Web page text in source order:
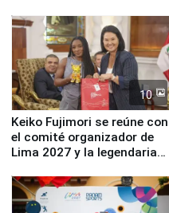
10
Keiko Fujimori se reúne con
el comité organizador de
Lima 2027 y la legendaria